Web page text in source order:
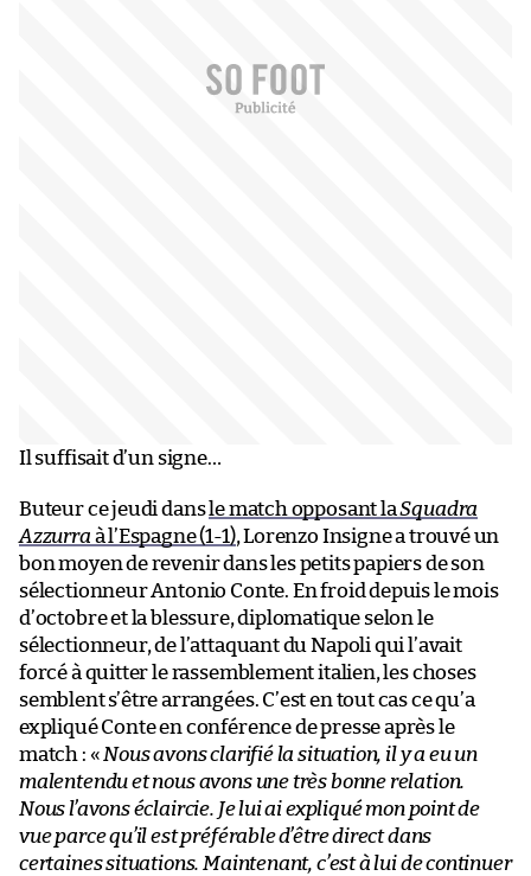
Il suffisait d’un signe…
Buteur ce jeudi dansle match opposant laSquadra
Azzurra à l’Espagne (1-1), Lorenzo Insigne a trouvé un
bon moyen de revenir dans les petits papiers de son
sélectionneur Antonio Conte. En froid depuis le mois
d’octobre et la blessure, diplomatique selon le
sélectionneur, de l’attaquant du Napoli qui l’avait
forcé à quitter le rassemblement italien, les choses
semblent s’être arrangées. C’est en tout cas ce qu’a
expliqué Conte en conférence de presse après le
match : « Nous avons clarifié la situation, il y a eu un
malentendu et nous avons une très bonne relation.
Nous l’avons éclaircie. Je lui ai expliqué mon point de
vue parce qu’il est préférable d’être direct dans
certaines situations. Maintenant, c’est à lui de continuer